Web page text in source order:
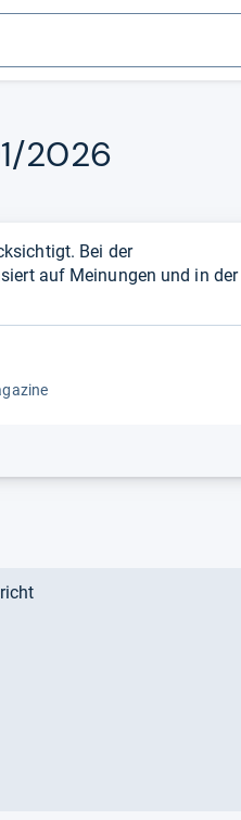
2026
Bei der
auf Meinungen und in der